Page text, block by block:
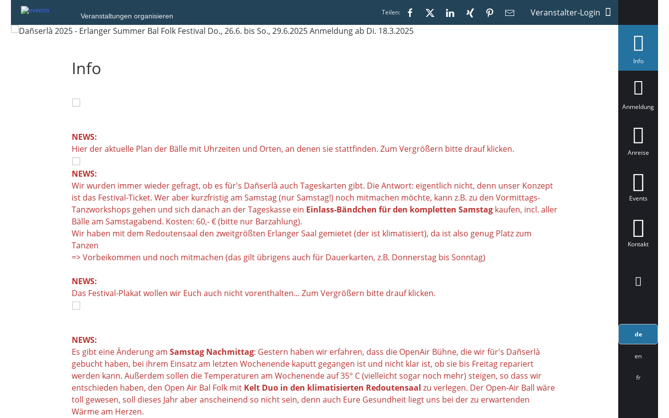
Veranstaltungen organisieren Teilen: Veranstalter-Login
Infoa
ä
t
Anmeldung
Anreise
Events
Kontakt
de
en
fr
Info
NEWS:
Hier der aktuelle Plan der Bälle mit Uhrzeiten und Orten, an denen sie stattfinden. Zum Vergrößern bitte drauf klicken.
NEWS:
Wir wurden immer wieder gefragt, ob es für's Dañserlà auch Tageskarten gibt. Die Antwort: eigentlich nicht, denn unser Konzept
ist das Festival-Ticket. Wer aber kurzfristig am Samstag (nur Samstag!) noch mitmachen möchte, kann z.B. zu den Vormittags-
Tanzworkshops gehen und sich danach an der Tageskasse ein Einlass-Bändchen für den kompletten Samstag kaufen, incl. aller
Bälle am Samstagabend. Kosten: 60,- € (bitte nur Barzahlung).
Wir haben mit dem Redoutensaal den zweitgrößten Erlanger Saal gemietet (der ist klimatisiert), da ist also genug Platz zum
Tanzen
=> Vorbeikommen und noch mitmachen (das gilt übrigens auch für Dauerkarten, z.B. Donnerstag bis Sonntag)
NEWS:
Das Festival-Plakat wollen wir Euch auch nicht vorenthalten... Zum Vergrößern bitte drauf klicken.
NEWS:
Es gibt eine Änderung am Samstag Nachmittag: Gestern haben wir erfahren, dass die OpenAir Bühne, die wir für's Dañserlà
gebucht haben, bei ihrem Einsatz am letzten Wochenende kaputt gegangen ist und nicht klar ist, ob sie bis Freitag repariert
werden kann. Außerdem sollen die Temperaturen am Wochenende auf 35° C (vielleicht sogar noch mehr) steigen, so dass wir
entschieden haben, den Open Air Bal Folk mit Kelt Duo in den klimatisierten Redoutensaal zu verlegen. Der Open-Air Ball wäre
toll gewesen, soll dieses Jahr aber anscheinend so nicht sein, denn auch Eure Gesundheit liegt uns bei der zu erwartenden
Wärme am Herzen.